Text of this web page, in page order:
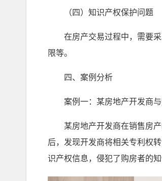
（四）知识产权保护问题
在房产交易过程中，需要采
限等。
四、案例分析
案例一：某房地产开发商与
某房地产开发商在销售房产
后，发现开发商将相关专利权
识产权信息，侵犯了购房者的知